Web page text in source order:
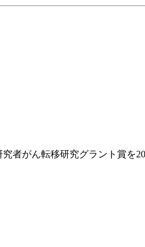
転移研究グラント賞を